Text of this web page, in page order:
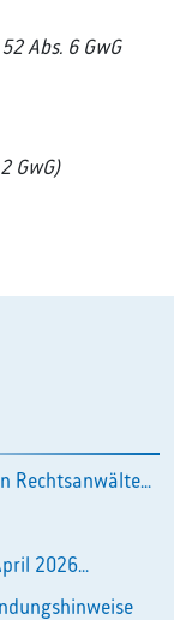
Abs. 6 GwG
GwG)
Rechtsanwälte...
2026...